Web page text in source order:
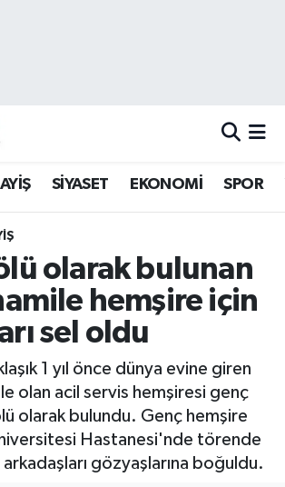
SİYASET EKONOMİ SPOR
olarak bulunan
hemşire için
sel oldu
1 yıl önce dünya evine giren
olan acil servis hemşiresi genç
olarak bulundu. Genç hemşire
Hastanesi'nde törende
gözyaşlarına boğuldu.
Yoğunluk Haritası
Haberleri